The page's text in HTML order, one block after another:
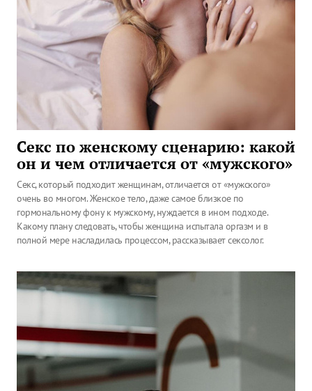
Секс по женскому сценарию: какой
он и чем отличается от «мужского»
Секс, который подходит женщинам, отличается от «мужского»
очень во многом. Женское тело, даже самое близкое по
гормональному фону к мужскому, нуждается в ином подходе.
Какому плану следовать, чтобы женщина испытала оргазм и в
полной мере насладилась процессом, рассказывает сексолог.